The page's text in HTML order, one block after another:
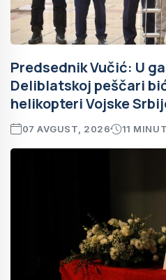
Predsednik Vučić: U
Deliblatskoj peščari
helikopteri Vojske
07 AVGUST, 2026 11